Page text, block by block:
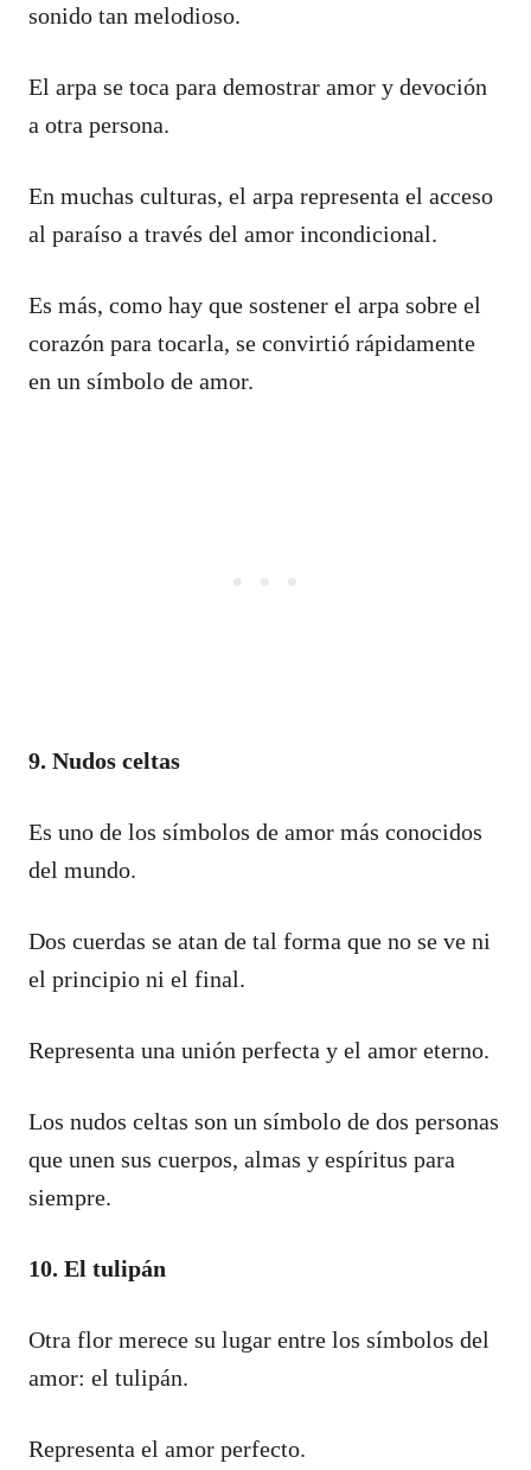
sonido tan melodioso.
El arpa se toca para demostrar amor y devoción
a otra persona.
En muchas culturas, el arpa representa el acceso
al paraíso a través del amor incondicional.
Es más, como hay que sostener el arpa sobre el
corazón para tocarla, se convirtió rápidamente
en un símbolo de amor.
9. Nudos celtas
Es uno de los símbolos de amor más conocidos
del mundo.
Dos cuerdas se atan de tal forma que no se ve ni
el principio ni el final.
Representa una unión perfecta y el amor eterno.
Los nudos celtas son un símbolo de dos personas
que unen sus cuerpos, almas y espíritus para
siempre.
10. El tulipán
Otra flor merece su lugar entre los símbolos del
amor: el tulipán.
Representa el amor perfecto.